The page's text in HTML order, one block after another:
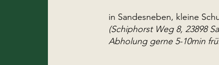
in Sandesneben, kleine
(Schiphorst Weg 8, 23898
Abholung gerne 5-10min